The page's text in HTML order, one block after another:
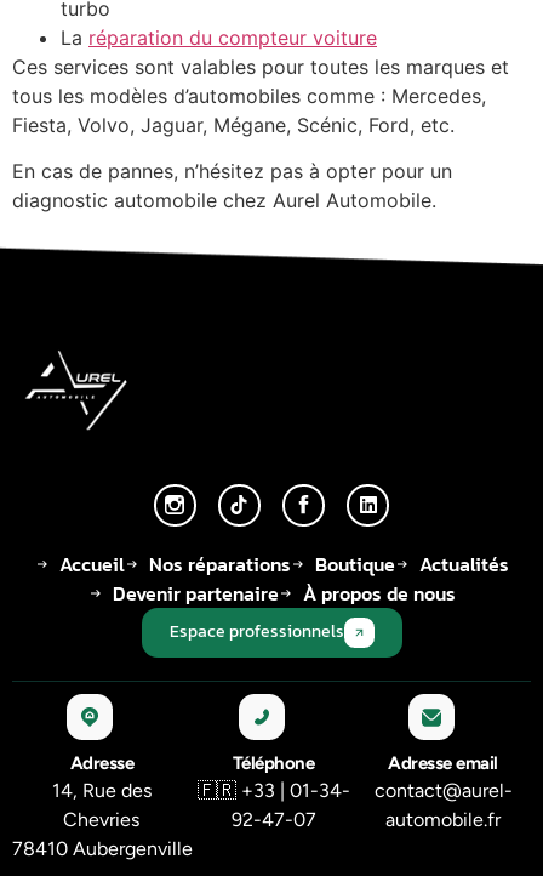
turbo
La réparation du compteur voiture
Ces services sont valables pour toutes les marques et
tous les modèles d’automobiles comme : Mercedes,
Fiesta, Volvo, Jaguar, Mégane, Scénic, Ford, etc.
En cas de pannes, n’hésitez pas à opter pour un
diagnostic automobile chez Aurel Automobile.
Accueil Nos réparations Boutique
Actualités
Devenir partenaire
À propos de nous
Espace professionnels
Adresse
14, Rue des
Chevries
78410 Aubergenville
Téléphone
🇫🇷 +33 | 01-34-
92-47-07
Adresse email
contact@aurel-
automobile.fr